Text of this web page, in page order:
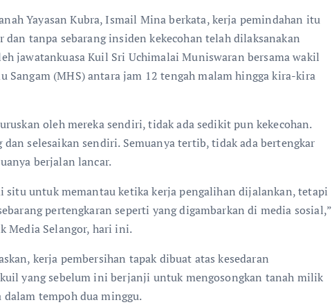
p
p
Yayasan Kubra, Ismail Mina berkata, kerja pemindahan itu
dan tanpa sebarang insiden kekecohan telah dilaksanakan
jawatankuasa Kuil Sri Uchimalai Muniswaran bersama wakil
Sangam (MHS) antara jam 12 tengah malam hingga kira-kira
oleh mereka sendiri, tidak ada sedikit pun kekecohan.
dan selesaikan sendiri. Semuanya tertib, tidak ada bertengkar
berjalan lancar.
situ untuk memantau ketika kerja pengalihan dijalankan, tetapi
pertengkaran seperti yang digambarkan di media sosial,”
Media Selangor, hari ini.
kerja pembersihan tapak dibuat atas kesedaran
yang sebelum ini berjanji untuk mengosongkan tanah milik
dalam tempoh dua minggu.